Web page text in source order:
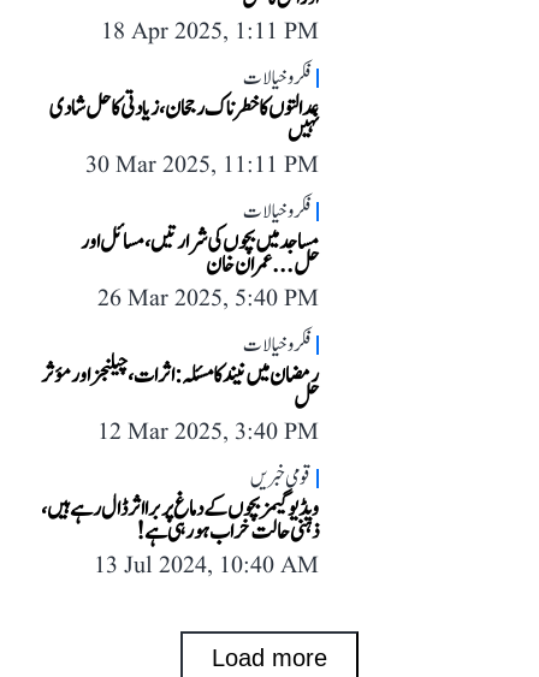
18 Apr 2025, 1:11 PM
فکر و خیالات
عدالتوں کا خطرناک رجحان، زیادتی کا حل شادی
نہیں
30 Mar 2025, 11:11 PM
فکر و خیالات
مساجد میں بچوں کی شرارتیں، مسائل اور
حل...عمران خان
26 Mar 2025, 5:40 PM
فکر و خیالات
رمضان میں نیند کا مسئلہ: اثرات، چیلنجز اور مؤثر
حل
12 Mar 2025, 3:40 PM
قومی خبریں
ویڈیو گیمز بچوں کے دماغ پر برا اثر ڈال رہے ہیں،
ذہنی حالت خراب ہو رہی ہے!
13 Jul 2024, 10:40 AM
Load more